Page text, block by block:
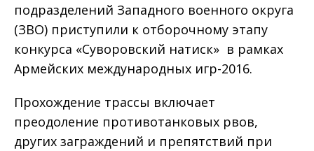
подразделений Западного военного округа
(ЗВО) приступили к отборочному этапу
конкурса «Суворовский натиск» в рамках
Армейских международных игр-2016.
Прохождение трассы включает
преодоление противотанковых рвов,
других заграждений и препятствий при